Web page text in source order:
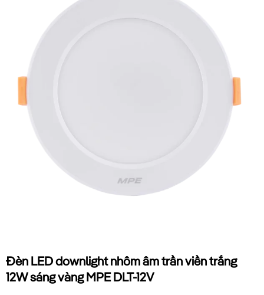
Đèn LED downlight nhôm âm trần viền trắng
12W sáng vàng MPE DLT-12V